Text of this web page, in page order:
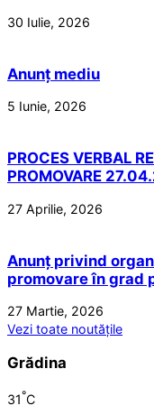
30 Iulie, 2026
Anunț mediu
5 Iunie, 2026
PROCES VERBAL
PROMOVARE
27 Aprilie, 2026
Anunț privind
promovare în grad
27 Martie, 2026
Vezi toate noutățile
Grădina
31°C